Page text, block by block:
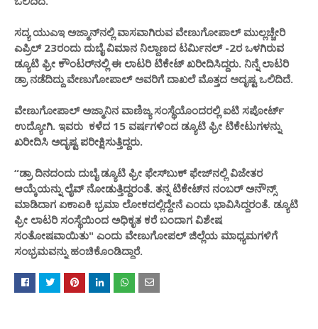
ಸದ್ಯ ಯುಎಇ ಅಜ್ಮಾನ್‌ನಲ್ಲಿ ವಾಸವಾಗಿರುವ ವೇಣುಗೋಪಾಲ್ ಮುಲ್ಲಚ್ಚೇರಿ
ಎಪ್ರಿಲ್ 23ರಂದು ದುಬೈ ವಿಮಾನ ನಿಲ್ದಾಣದ ಟರ್ಮಿನಲ್ -2ರ ಒಳಗಿರುವ
ಡ್ಯೂಟಿ ಫ್ರೀ ಕೌಂಟರ್‌ನಲ್ಲಿ ಈ ಲಾಟರಿ ಟಿಕೇಟ್ ಖರೀದಿಸಿದ್ದರು. ನಿನ್ನೆ ಲಾಟರಿ
ಡ್ರಾ ನಡೆದಿದ್ದು ವೇಣುಗೋಪಾಲ್ ಅವರಿಗೆ ದಾಖಲೆ ಮೊತ್ತದ ಅದೃಷ್ಟ ಒಲಿದಿದೆ.
ವೇಣುಗೋಪಾಲ್ ಅಜ್ಮಾನಿನ ವಾಣಿಜ್ಯ ಸಂಸ್ಥೆಯೊಂದರಲ್ಲಿ ಐಟಿ ಸಪೋರ್ಟ್
ಉದ್ಯೋಗಿ. ಇವರು ಕಳೆದ 15 ವರ್ಷಗಳಿಂದ ಡ್ಯೂಟಿ ಫ್ರೀ ಟಿಕೇಟುಗಳನ್ನು
ಖರೀದಿಸಿ ಅದೃಷ್ಟ ಪರೀಕ್ಷಿಸುತ್ತಿದ್ದರು.
“ಡ್ರಾ ದಿನದಂದು ದುಬೈ ಡ್ಯೂಟಿ ಫ್ರೀ ಫೇಸ್‌ಬುಕ್ ಫೇಜ್‌ನಲ್ಲಿ ವಿಜೇತರ
ಆಯ್ಕೆಯನ್ನು ಲೈವ್ ನೋಡುತ್ತಿದ್ದರಂತೆ. ತನ್ನ ಟಿಕೇಟ್‌ನ ನಂಬರ್ ಅನೌನ್ಸ್
ಮಾಡಿದಾಗ ಏಕಾಏಕಿ ಭ್ರಮಾ ಲೋಕದಲ್ಲಿದ್ದೇನೆ ಎಂದು ಭಾವಿಸಿದ್ದರಂತೆ. ಡ್ಯೂಟಿ
ಫ್ರೀ ಲಾಟರಿ ಸಂಸ್ಥೆಯಿಂದ ಅಧಿಕೃತ ಕರೆ ಬಂದಾಗ ವಿಶೇಷ
ಸಂತೋಷವಾಯಿತು" ಎಂದು ವೇಣುಗೋಪಲ್ ಜಿಲ್ಲೆಯ ಮಾಧ್ಯಮಗಳಿಗೆ
ಸಂಭ್ರಮವನ್ನು ಹಂಚಿಕೊಂಡಿದ್ದಾರೆ.